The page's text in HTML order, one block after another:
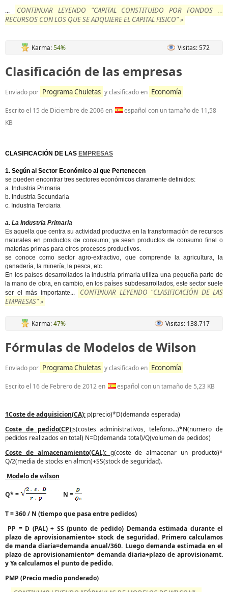
...
CONTINUAR LEYENDO "CAPITAL CONSTITUIDO POR FONDOS O
RECURSOS CON LOS QUE SE ADQUIERE EL CAPITAL FISICO" »
Karma:54% Visitas: 572
Clasificación de las empresas
Enviado por Programa Chuletas y clasificado en Economía
Escrito el 15 de Diciembre de 2006en
español con un tamaño de 11,58
KB
CLASIFICACIÓN DE LAS EMPRESAS
1. Según al Sector Económico al que Pertenecen
se pueden encontrar tres sectores económicos claramente definidos:
a. Industria Primaria
b. Industria Secundaria
c. Industria Terciaria
a. La Industria Primaria
Es aquella que centra su actividad productiva en la transformación de recursos
naturales en productos de consumo; ya sean productos de consumo final o
materias primas para otros procesos productivos.
se conoce como sector agro-extractivo, que comprende la agricultura, la
ganadería, la minería, la pesca, etc.
En los países desarrollados la industria primaria utiliza una pequeña parte de
la mano de obra, en cambio, en los países subdesarrollados, este sector suele
ser el más importante...
CONTINUAR LEYENDO "CLASIFICACIÓN DE LAS
EMPRESAS" »
Karma:47% Visitas: 138.717
Fórmulas de Modelos de Wilson
Enviado por Programa Chuletas y clasificado en Economía
Escrito el 16 de Febrero de 2012en español con un tamaño de 5,23 KB
1Coste de adquisicion(CA): p(precio)*D(demanda esperada)
Coste de pedido(CP):s(costes administrativos, telefono...)*N(numero de
pedidos realizados en total) N=D(demanda total)/Q(volumen de pedidos)
Coste de almacenamiento(CAL): g(coste de almacenar un producto)*
Q/2(media de stocks en almcn)+SS(stock de seguridad).
Modelo de wilson
Q* = N =
T = 360 / N (tiempo que pasa entre pedidos)
PP = D (PAL) + SS (punto de pedido) Demanda estimada durante el
plazo de aprovisionamiento+ stock de seguridad. Primero calculamos
de manda diaria=demanda anual/360. Luego demanda estimada en el
plazo de aprovisionamiento= demanda diaria+plazo de aprovisionamt.
y Ya calculamos el punto de pedido.
PMP (Precio medio ponderado)